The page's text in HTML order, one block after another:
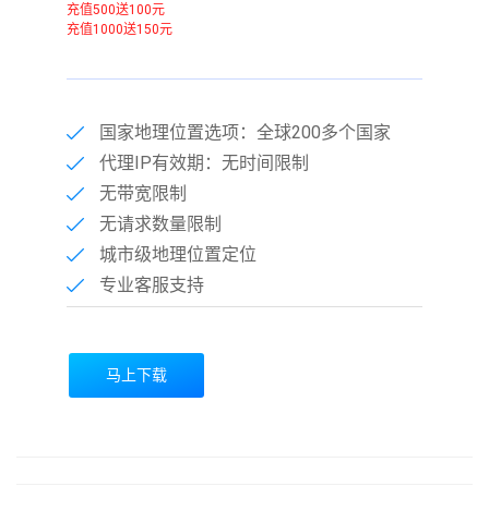
充值500送100元
充值1000送150元
国家地理位置选项：全球200多个国家
代理IP有效期：无时间限制
无带宽限制
无请求数量限制
城市级地理位置定位
专业客服支持
马上下载